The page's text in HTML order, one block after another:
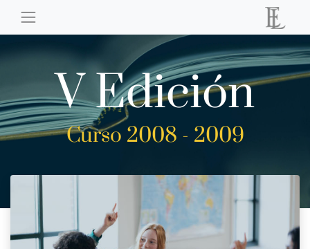
V Edición
Curso 2008 - 2009